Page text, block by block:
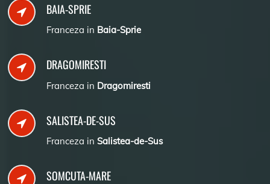
BAIA-SPRIE
Franceza in Baia-Sprie
DRAGOMIRESTI
Franceza in Dragomiresti
SALISTEA-DE-SUS
Franceza in Salistea-de-Sus
SOMCUTA-MARE